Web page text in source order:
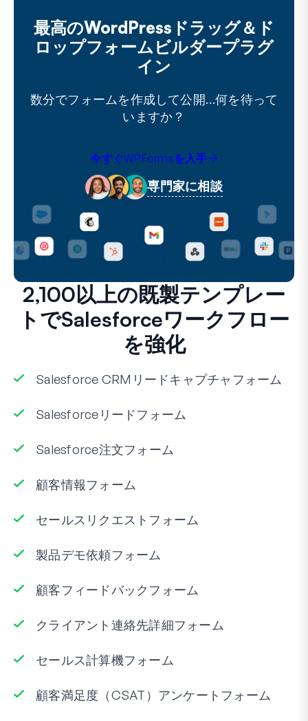
最高のWordPressドラッグ＆ド
ロップフォームビルダープラグ
イン
数分でフォームを作成して公開…何を待って
いますか？
今すぐWPFormsを入手
専門家に相談
2,100以上の既製テンプレー
トでSalesforceワークフロー
を強化
Salesforce CRMリードキャプチャフォーム
Salesforceリードフォーム
Salesforce注文フォーム
顧客情報フォーム
セールスリクエストフォーム
製品デモ依頼フォーム
顧客フィードバックフォーム
クライアント連絡先詳細フォーム
セールス計算機フォーム
顧客満足度（CSAT）アンケートフォーム